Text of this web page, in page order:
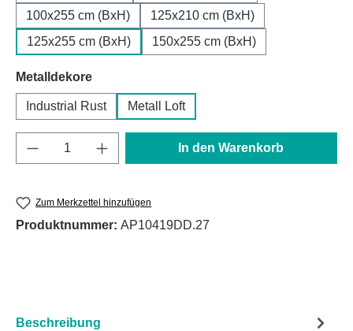
100x255 cm (BxH)
125x210 cm (BxH)
125x255 cm (BxH)
150x255 cm (BxH)
Metalldekoreauswählen
Industrial Rust Metall Loft
Produkt Anzahl: Gib den gewünschten
In den Warenkorb
Zum Merkzettel hinzufügen
Produktnummer: AP10419DD.27
Beschreibung